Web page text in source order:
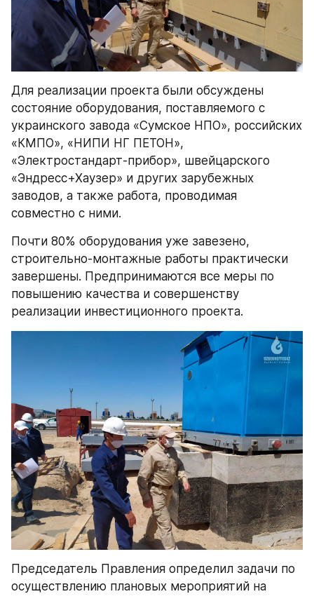
Для реализации проекта были обсуждены
состояние оборудования, поставляемого с
украинского завода «Сумское НПО», российских
«КМПО», «НИПИ НГ ПЕТОН»,
«Электростандарт-прибор», швейцарского
«Эндресс+Хаузер» и других зарубежных
заводов, а также работа, проводимая
совместно с ними.
Почти 80% оборудования уже завезено,
строительно-монтажные работы практически
завершены. Предпринимаются все меры по
повышению качества и совершенству
реализации инвестиционного проекта.
Председатель Правления определил задачи по
осуществлению плановых мероприятий на